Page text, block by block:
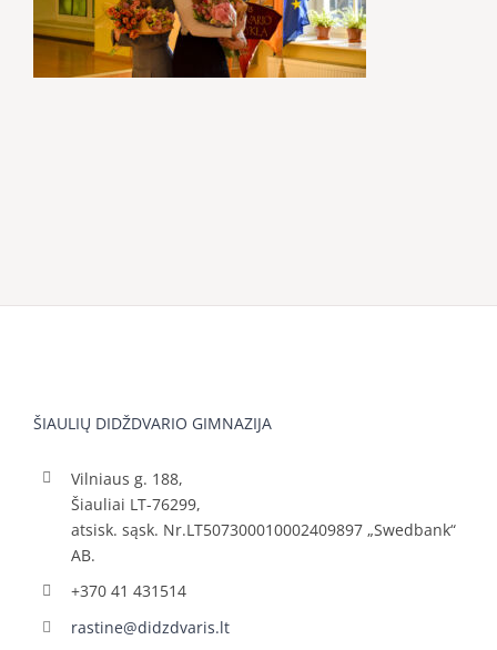
ŠIAULIŲ DIDŽDVARIO GIMNAZIJA
Vilniaus g. 188,
Šiauliai LT-76299,
atsisk. sąsk. Nr.LT507300010002409897 „Swedbank“
AB.
+370 41 431514
rastine@didzdvaris.lt